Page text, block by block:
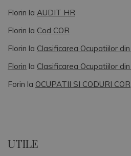
Florin la AUDIT HR
Florin la Cod COR
Florin la Clasificarea Ocupatiilor
Florin la Clasificarea Ocupatiilor
Forin la OCUPATII SI CODURI COR
UTILE